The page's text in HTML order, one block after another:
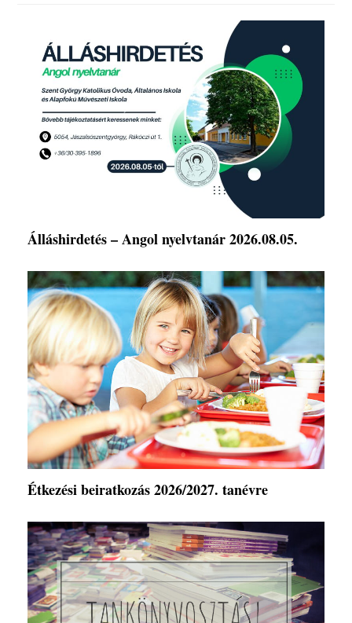
Álláshirdetés – Angol nyelvtanár 2026.08.05.
Étkezési beiratkozás 2026/2027. tanévre